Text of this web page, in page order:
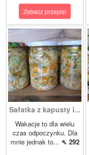
Zobacz przepis!
Sałatka z kapusty i...
Wakacje to dla wielu
czas odpoczynku. Dla
mnie jednak to... ⇖ 292